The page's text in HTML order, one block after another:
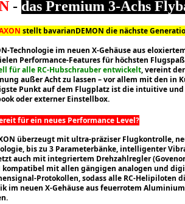
- das Premium 3-Achs
stellt bavarianDEMON die nächste
Technologie im neuen X-Gehäuse aus
Performance-Features für höchsten
für alle RC-Hubschrauber entwickelt, vereint
außer Acht zu lassen – vor allem mit den in
Punkt auf dem Flugplatz ist die intuitive
oder externer Einstellbox.
für ein neues Performance Level?
überzeugt mit ultra-präziser Flugkontrolle,
bis zu 3 Parameterbänke, intelligenter
auch mit integriertem Drehzahlregler
kompatibel mit allen gängigen analogen und
Protokollen, sodass alle RC-Helipiloten
im neuen X-Gehäuse aus feuerrotem